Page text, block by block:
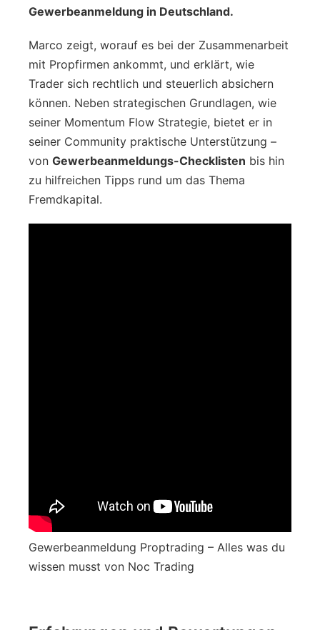
Gewerbeanmeldung in Deutschland.
Marco zeigt, worauf es bei der Zusammenarbeit
mit Propfirmen ankommt, und erklärt, wie
Trader sich rechtlich und steuerlich absichern
können. Neben strategischen Grundlagen, wie
seiner Momentum Flow Strategie, bietet er in
seiner Community praktische Unterstützung –
von Gewerbeanmeldungs-Checklisten bis hin
zu hilfreichen Tipps rund um das Thema
Fremdkapital.
Gewerbeanmeldung Proptrading – Alles was du
wissen musst von Noc Trading